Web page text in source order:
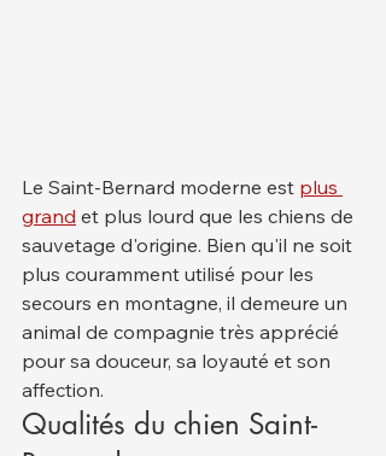
Le Saint-Bernard moderne est plus
grand et plus lourd que les chiens de
sauvetage d'origine. Bien qu'il ne soit
plus couramment utilisé pour les
secours en montagne, il demeure un
animal de compagnie très apprécié
pour sa douceur, sa loyauté et son
affection.
Qualités du chien Saint-